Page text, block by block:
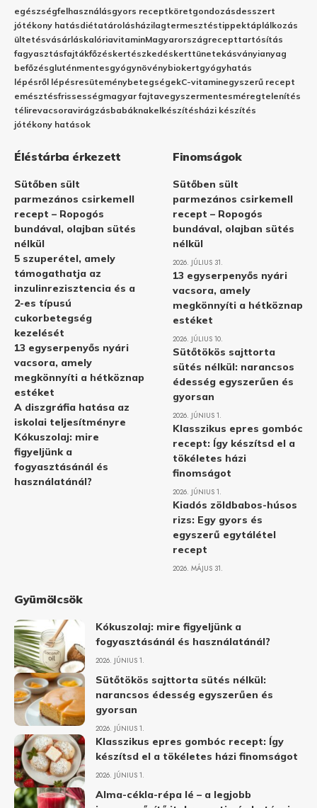
egészségfelhasználásgyors receptköretgondozásdesszert
jótékony hatásdiétatárolásházilagtermesztéstippektáplálkozás
ültetésvásárláskalóriavitaminMagyarországrecepttartósítás
fagyasztásfajtákfőzéskertészkedéskerttünetekásványianyag
befőzésgluténmentesgyógynövénybiokertgyógyhatás
lépésről lépésresüteménybetegségekC-vitaminegyszerű recept
emésztésfrissességmagyar fajtavegyszermentesméregtelenítés
télirevacsoravirágzásbabáknakelkészítésházi készítés
jótékony hatások
Éléstárba érkezett
Sütőben sült
parmezános csirkemell
recept – Ropogós
bundával, olajban sütés
nélkül
5 szuperétel, amely
támogathatja az
inzulinrezisztencia és a
2-es típusú
cukorbetegség
kezelését
13 egyserpenyős nyári
vacsora, amely
megkönnyíti a hétköznap
estéket
A diszgráfia hatása az
iskolai teljesítményre
Kókuszolaj: mire
figyeljünk a
fogyasztásánál és
használatánál?
Finomságok
Sütőben sült
parmezános csirkemell
recept – Ropogós
bundával, olajban sütés
nélkül
2026. JÚLIUS 31.
13 egyserpenyős nyári
vacsora, amely
megkönnyíti a hétköznap
estéket
2026. JÚLIUS 10.
Sütőtökös sajttorta
sütés nélkül: narancsos
édesség egyszerűen és
gyorsan
2026. JÚNIUS 1.
Klasszikus epres gombóc
recept: Így készítsd el a
tökéletes házi
finomságot
2026. JÚNIUS 1.
Kiadós zöldbabos-húsos
rizs: Egy gyors és
egyszerű egytálétel
recept
2026. MÁJUS 31.
Gyümölcsök
Kókuszolaj: mire figyeljünk a
fogyasztásánál és használatánál?
2026. JÚNIUS 1.
Sütőtökös sajttorta sütés nélkül:
narancsos édesség egyszerűen és
gyorsan
2026. JÚNIUS 1.
Klasszikus epres gombóc recept: Így
készítsd el a tökéletes házi finomságot
2026. JÚNIUS 1.
Alma-cékla-répa lé – a legjobb